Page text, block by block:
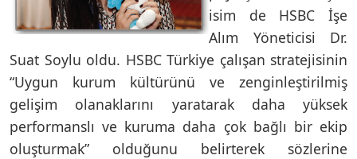
isim de HSBC İşe
Alım Yöneticisi Dr.
Suat Soylu oldu. HSBC Türkiye çalışan stratejisinin
“Uygun kurum kültürünü ve zenginleştirilmiş
gelişim olanaklarını yaratarak daha yüksek
performanslı ve kuruma daha çok bağlı bir ekip
oluşturmak” olduğunu belirterek sözlerine